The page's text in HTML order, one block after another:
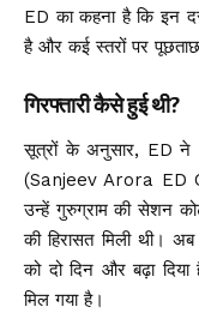
ED का कहना है कि इन
है और कई स्तरों पर
गिरफ्तारी कैसे हुई थी?
सूत्रों के अनुसार, ED ने
(Sanjeev Arora ED
उन्हें गुरुग्राम की सेशन
की हिरासत मिली थी।
को दो दिन और बढ़ा
मिल गया है।